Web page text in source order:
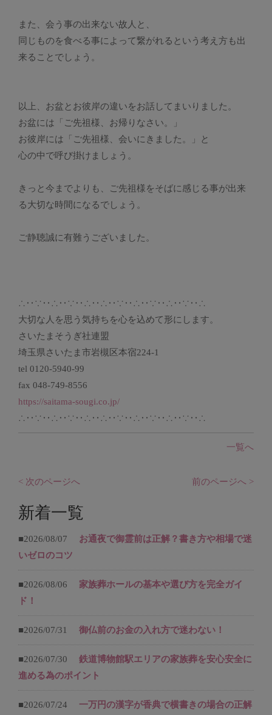
また、会う事の出来ない故人と、
同じものを食べる事によって繋がれるという考え方も出
来ることでしょう。
以上、お盆とお彼岸の違いをお話してまいりました。
お盆には「ご先祖様、お帰りなさい。」
お彼岸には「ご先祖様、会いにきました。」と
心の中で呼び掛けましょう。
きっと今までよりも、ご先祖様をそばに感じる事が出来
る大切な時間になるでしょう。
ご静聴誠に有難うございました。
∴‥∵‥∴‥∵‥∴‥∴‥∵‥∴‥∵‥∴‥∵‥∴
大切な人を思う気持ちを心を込めて形にします。
さいたまそうぎ社連盟
埼玉県さいたま市岩槻区本宿224-1
tel 0120-5940-99
fax 048-749-8556
https://saitama-sougi.co.jp/
∴‥∵‥∴‥∵‥∴‥∴‥∵‥∴‥∵‥∴‥∵‥∴
一覧へ
< 次のページへ 前のページへ >
新着一覧
■2026/08/07
お通夜で御霊前は正解？書き方や相場で迷
いゼロのコツ
■2026/08/06
家族葬ホールの基本や選び方を完全ガイ
ド！
■2026/07/31 御仏前のお金の入れ方で迷わない！
■2026/07/30
鉄道博物館駅エリアの家族葬を安心安全に
進める為のポイント
■2026/07/24 一万円の漢字が香典で横書きの場合の正解